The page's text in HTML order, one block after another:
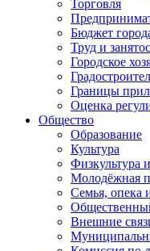
Торговля
Бюджет
Труд и
Городское
Границы
Оценка
Общество
Образование
Культура
Физкультура
Молодёжная
Семья, опека
Внешние